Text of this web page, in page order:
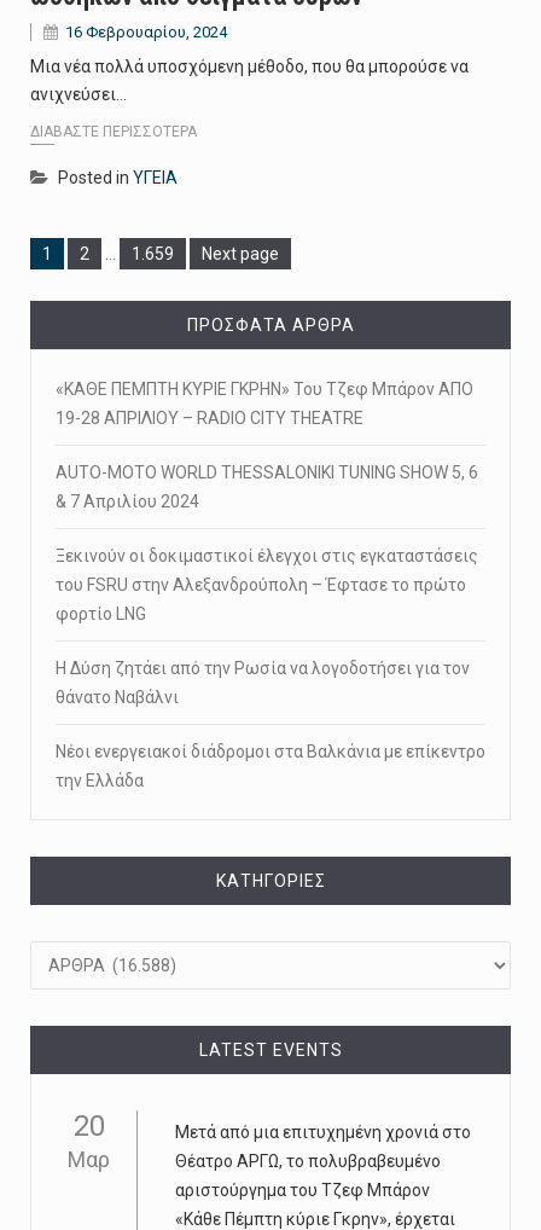
16 Φεβρουαρίου, 2024
Μια νέα πολλά υποσχόμενη μέθοδο, που θα μπορούσε να
ανιχνεύσει…
ΔΙΑΒΆΣΤΕ ΠΕΡΙΣΣΌΤΕΡΑ
Posted in ΥΓΕΙΑ
Page
1 Page
2 Page
1.659 Next page
ΠΡΌΣΦΑΤΑ ΆΡΘΡΑ
«ΚΑΘΕ ΠΕΜΠΤΗ ΚΥΡΙΕ ΓΚΡΗΝ» Του Τζεφ Μπάρον ΑΠΟ
19-28 ΑΠΡΙΛΙΟΥ – RADIO CITY THEATRE
AUTO-MOTO WORLD THESSALONIKI TUNING SHOW 5, 6
& 7 Απριλίου 2024
Ξεκινούν οι δοκιμαστικοί έλεγχοι στις εγκαταστάσεις
του FSRU στην Αλεξανδρούπολη – Έφτασε το πρώτο
φορτίο LNG
Η Δύση ζητάει από την Ρωσία να λογοδοτήσει για τον
θάνατο Ναβάλνι
Νέοι ενεργειακοί διάδρομοι στα Βαλκάνια με επίκεντρο
την Ελλάδα
KΑΤΗΓΟΡΊΕΣ
LATEST EVENTS
20
Μαρ
Μετά από μια επιτυχημένη χρονιά στο
Θέατρο ΑΡΓΩ, το πολυβραβευμένο
αριστούργημα του Τζεφ Μπάρον
«Κάθε Πέμπτη κύριε Γκρην», έρχεται